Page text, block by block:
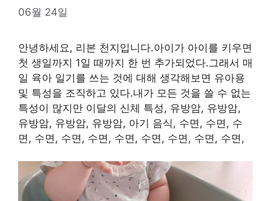
06월 24일
안녕하세요, 리본 천지입니다.아이가 아이를 키우면
첫 생일까지 1일 때까지 한 번 추가되었다.그래서 매
일 육아 일기를 쓰는 것에 대해 생각해보면 유아용
및 특성을 조직하고 있다.내가 모든 것을 쓸 수 없는
특성이 많지만 이달의 신체 특성, 유방암, 유방암,
유방암, 유방암, 유방암, 아기 음식, 수면, 수면, 수
면, 수면, 수면, 수면, 수면, 수면, 수면, 수면, 수면,